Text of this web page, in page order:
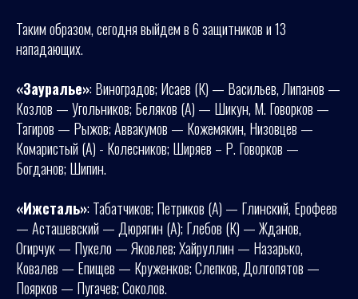
Таким образом, сегодня выйдем в 6 защитников и 13
нападающих.
«Зауралье»: Виноградов; Исаев (К) — Васильев, Липанов —
Козлов — Угольников; Беляков (А) — Шикун, М. Говорков —
Тагиров — Рыжов; Аввакумов — Кожемякин, Низовцев —
Комаристый (А) - Колесников; Ширяев – Р. Говорков —
Богданов; Шипин.
«Ижсталь»: Табатчиков; Петриков (А) — Глинский, Ерофеев
— Асташевский — Дюрягин (А); Глебов (К) — Жданов,
Огирчук — Пукело — Яковлев; Хайруллин — Назарько,
Ковалев — Епищев — Круженков; Слепков, Долгопятов —
Поярков — Пугачев; Соколов.